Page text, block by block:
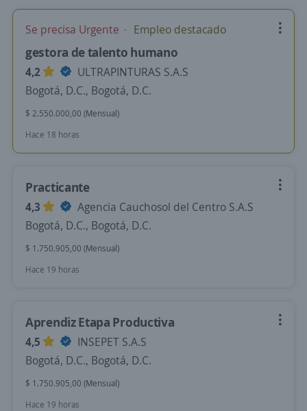
Se precisa Urgente Empleo destacado
gestora de talento humano
4,2
ULTRAPINTURAS S.A.S
Bogotá, D.C., Bogotá, D.C.
$ 2.550.000,00 (Mensual)
Hace 18 horas
Practicante
4,3
Agencia Cauchosol del Centro S.A.S
Bogotá, D.C., Bogotá, D.C.
$ 1.750.905,00 (Mensual)
Hace 19 horas
Aprendiz Etapa Productiva
4,5
INSEPET S.A.S
Bogotá, D.C., Bogotá, D.C.
$ 1.750.905,00 (Mensual)
Hace 19 horas